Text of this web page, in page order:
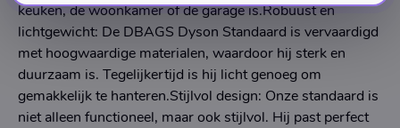
keuken, de woonkamer of de garage is.Robuust en
lichtgewicht: De DBAGS Dyson Standaard is vervaardigd
met hoogwaardige materialen, waardoor hij sterk en
duurzaam is. Tegelijkertijd is hij licht genoeg om
gemakkelijk te hanteren.Stijlvol design: Onze standaard is
niet alleen functioneel, maar ook stijlvol. Hij past perfect